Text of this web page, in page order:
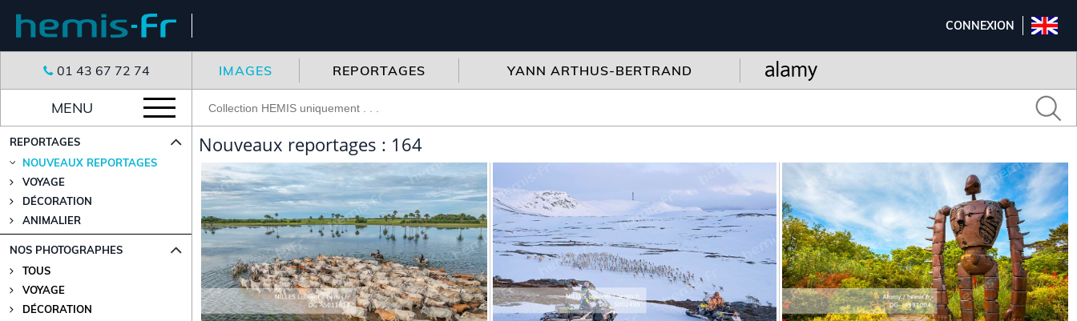
CONNEXION
01 43 67 72 74
MENU
REPORTAGES
NOUVEAUX REPORTAGES
VOYAGE
DÉCORATION
ANIMALIER
NOS PHOTOGRAPHES
TOUS
VOYAGE
DÉCORATION
IMAGES REPORTAGES YANN ARTHUS-BERTRAND
Nouveaux reportages : 164